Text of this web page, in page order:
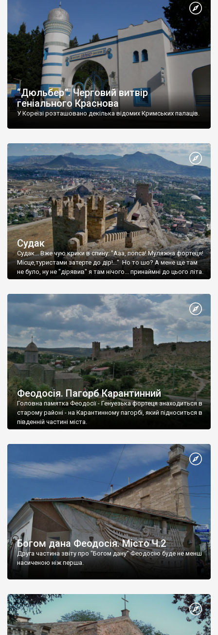
“Дюльбер”. Черговий витвір
геніального Краснова
У Кореїзі розташовано декілька відомих Кримських палаців.
Судак
Судак... Вже чую крики в спину: "Ааа, попса! Муляжна фортеця!
Місце,туристами затерте до дір!..." Но то шо? А мене ще там
не було, ну не "дірявив" я там нічого... принаймні до цього літа.
Феодосія. Пагорб Карантинний
Головна памятка Феодосії - Генуезька фортеця знаходиться в
старому районі - на Карантинному пагорбі, який підноситься в
південній частині міста.
Богом дана Феодосія. Місто Ч.2
Друга частина звіту про "Богом дану" Феодосію буде не менш
насиченою ніж перша.